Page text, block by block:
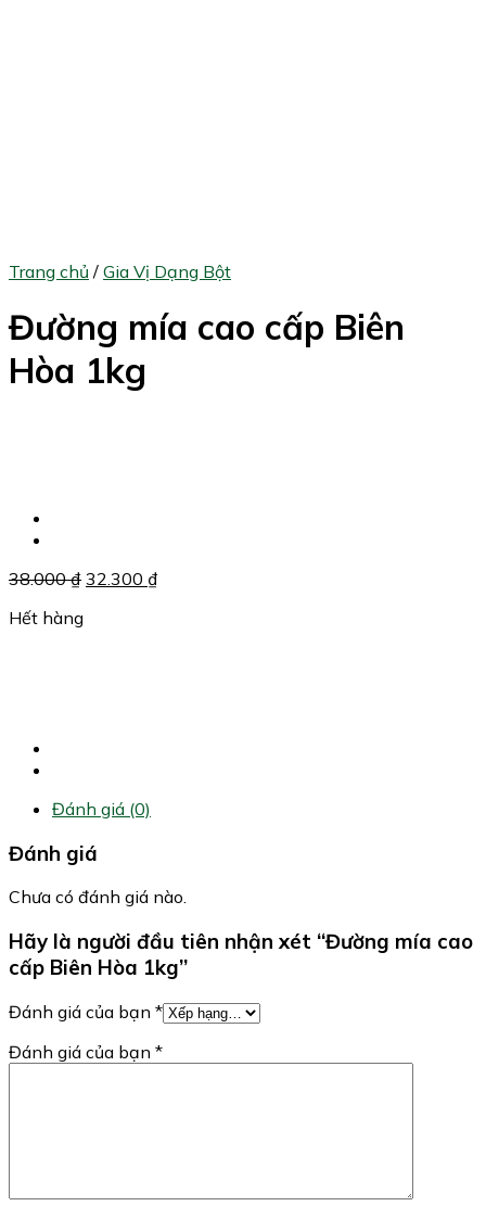
Trang chủ / Gia Vị Dạng Bột
Đường mía cao cấp Biên
Hòa 1kg
38.000₫ Giá
32.300 ₫Giá
Hết hàng
Đánh giá (0)
Đánh giá
Chưa có đánh giá nào.
Hãy là người đầu tiên nhận xét “Đường mía cao
cấp Biên Hòa 1kg”
Đánh giá của bạn *
Đánh giá của bạn *